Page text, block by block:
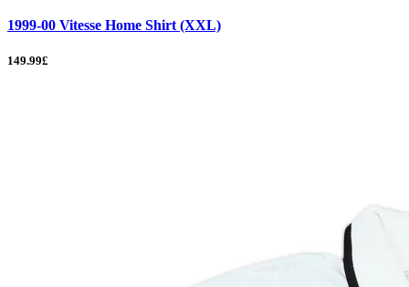
1999-00 Vitesse Home Shirt (XXL)
149.99£